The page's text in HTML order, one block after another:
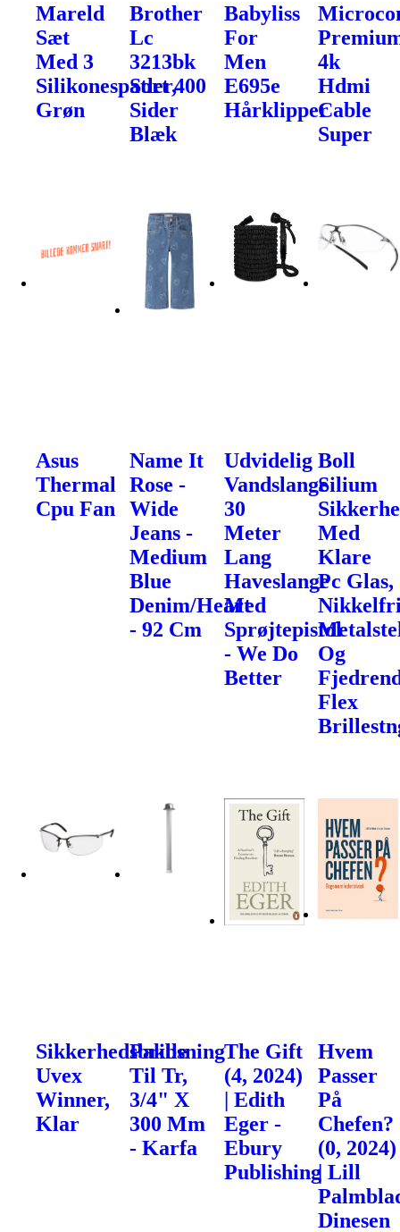
Mareld
Sæt
Med 3
Silikonespatler,
Grøn
Brother
Lc
3213bk
Sort 400
Sider
Blæk
Babyliss
For
Men
E695e
Hårklipper
4k
Hdmi
Cable
Super
Asus
Thermal
Cpu Fan
Name It
Rose -
Wide
Jeans -
Medium
Blue
Denim/Heart
- 92 Cm
Udvidelig
Vandslange
30
Meter
Lang
Haveslange
Med
Sprøjtepistol
- We Do
Better
Boll
Silium
Med
Klare
Pc Glas,
Og
Flex
Sikkerhedsbrille
Uvex
Winner,
Klar
Pakbsning
Til Tr,
3/4" X
300 Mm
- Karfa
The Gift
(4, 2024)
| Edith
Eger -
Ebury
Publishing
Hvem
Passer
På
Chefen?
(0, 2024)
| Lill
Dinesen